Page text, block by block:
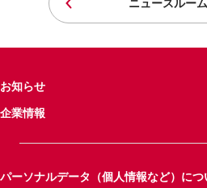
ニュースルー
お知らせ
企業情報
パーソナルデータ（個人情報など）につ